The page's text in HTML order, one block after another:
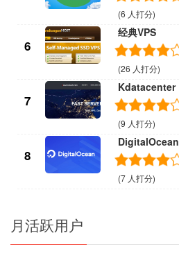
(6 人打分)
6
经典VPS
(26 人打分)
7
Kdatacenter
(9 人打分)
8
DigitalOcean
(7 人打分)
月活跃用户